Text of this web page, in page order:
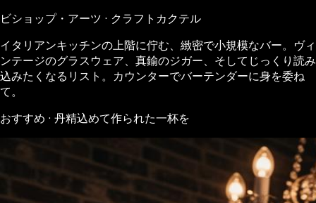
ビショップ・アーツ · クラフトカクテル
イタリアンキッチンの上階に佇む、緻密で小規模なバー。ヴィ
ンテージのグラスウェア、真鍮のジガー、そしてじっくり読み
込みたくなるリスト。カウンターでバーテンダーに身を委ね
て。
おすすめ · 丹精込めて作られた一杯を